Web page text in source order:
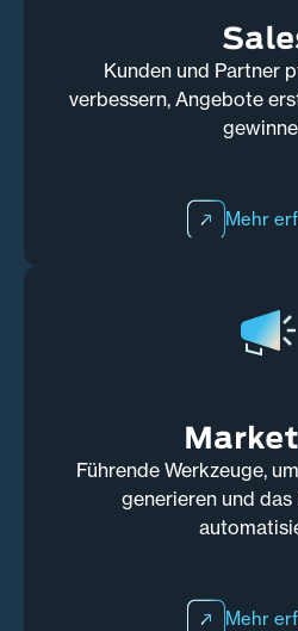
Kunden und Partner
verbessern, Angebote
Mehr
Führende Werkzeuge,
generieren und
Mehr